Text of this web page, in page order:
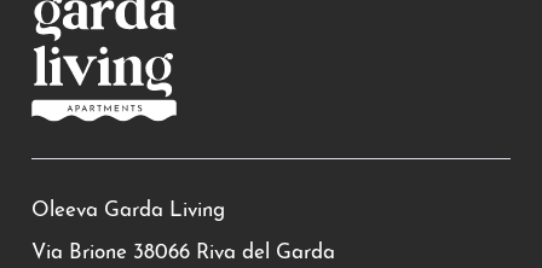
Oleeva Garda Living
Via Brione 38066 Riva del Garda